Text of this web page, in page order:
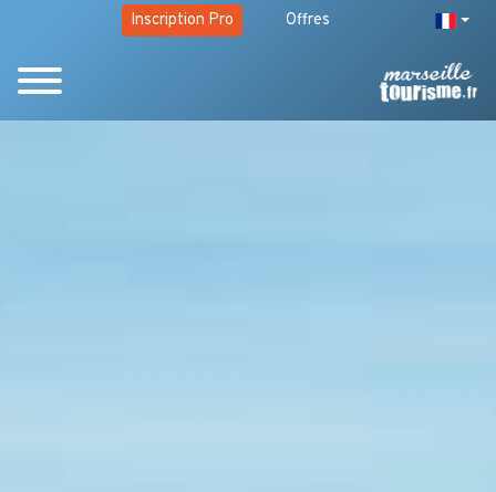
Inscription Pro Offres